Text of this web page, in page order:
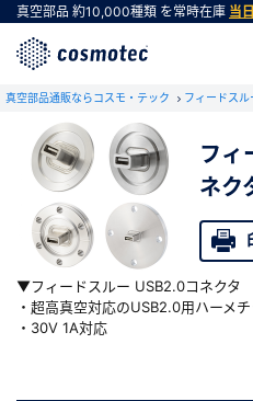
真空部品 約10,000種類 を常時在庫 当
真空部品通販ならコスモ・テック フィードスル
フィ
ネク
▼フィードスルー USB2.0コネクタ
・超高真空対応のUSB2.0用ハーメ
・30V 1A対応
会員登録がお
会員登録をすれば、便利
ま